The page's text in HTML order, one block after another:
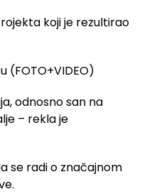
koji je rezultirao
odnosno san na
– rekla je
se radi o značajnom